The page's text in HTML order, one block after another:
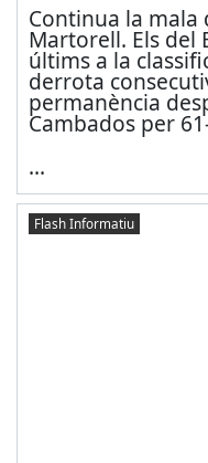
Continua la mala
Martorell. Els del
últims a la
derrota
permanència
Cambados per
...
Flash Informatiu